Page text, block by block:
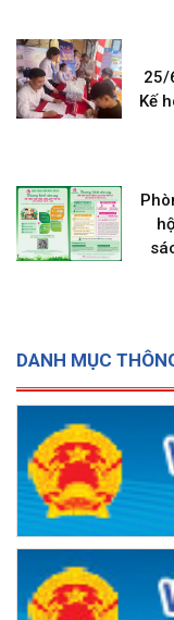
25/
Kế
DANH MỤC